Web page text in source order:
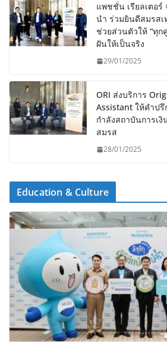
แพชชั่น เรียลเตอ
นำ ร่วมยินดีสมรสเ
ช่วยส่วนตัวให้ “ทุก
ฝันให้เป็นจริง
29/01/2025
ORI ส่งบริการ
Assistant ให้คำปรึ
กำลังสถาบันการเ
สมรส
28/01/2025
Education & Culture